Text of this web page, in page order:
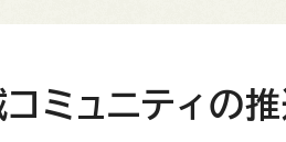
ミュニティの